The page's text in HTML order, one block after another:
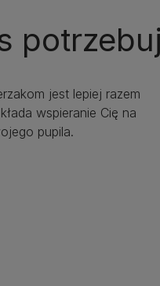
jest lepiej razem
wspieranie Cię na
pupila.